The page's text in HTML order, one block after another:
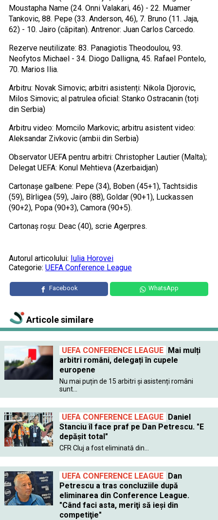
Moustapha Name (24. Onni Valakari, 46) - 22. Muamer
Tankovic, 88. Pepe (33. Anderson, 46), 7. Bruno (11. Jaja,
62) - 10. Jairo (căpitan). Antrenor: Juan Carlos Carcedo.
Rezerve neutilizate: 83. Panagiotis Theodoulou, 93.
Neofytos Michael - 34. Diogo Dalligna, 45. Rafael Pontelo,
70. Marios Ilia.
Arbitru: Novak Simovic; arbitri asistenți: Nikola Djorovic,
Milos Simovic; al patrulea oficial: Stanko Ostracanin (toți
din Serbia)
Arbitru video: Momcilo Markovic; arbitru asistent video:
Aleksandar Zivkovic (ambii din Serbia)
Observator UEFA pentru arbitri: Christopher Lautier (Malta);
Delegat UEFA: Konul Mehtieva (Azerbaidjan)
Cartonașe galbene: Pepe (34), Boben (45+1), Tachtsidis
(59), Bîrligea (59), Jairo (88), Goldar (90+1), Luckassen
(90+2), Popa (90+3), Camora (90+5).
Cartonaș roșu: Deac (40), scrie Agerpres.
Autorul articolului: Iulia Horovei
Categorie: UEFA Conference League
Facebook WhatsApp
Articole similare
UEFA CONFERENCE LEAGUE Mai mulți
arbitri români, delegați în cupele
europene
Nu mai puțin de 15 arbitri și asistenți români
sunt...
UEFA CONFERENCE LEAGUE Daniel
Stanciu îl face praf pe Dan Petrescu. "E
depăşit total"
CFR Cluj a fost eliminată din...
UEFA CONFERENCE LEAGUE Dan
Petrescu a tras concluziile după
eliminarea din Conference League.
"Când faci asta, meriţi să ieşi din
competiţie"